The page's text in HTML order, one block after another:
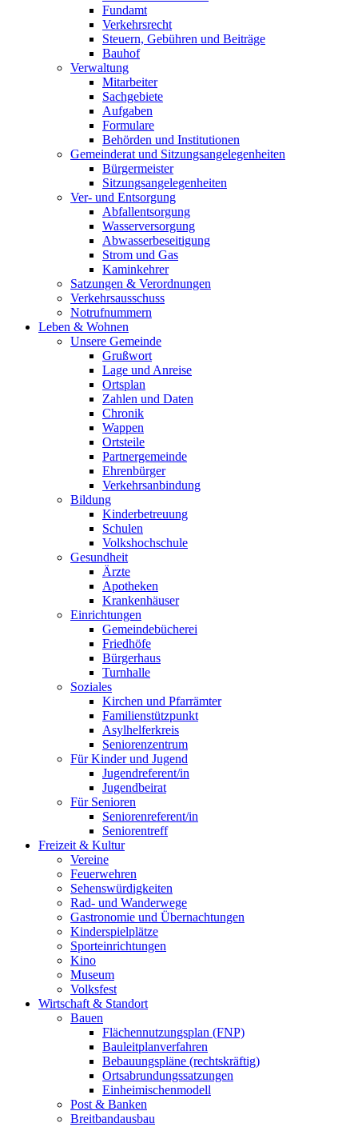
Fundamt
Verkehrsrecht
Steuern, Gebühren und Beiträge
Bauhof
Verwaltung
Mitarbeiter
Sachgebiete
Aufgaben
Formulare
Behörden und Institutionen
Gemeinderat und Sitzungsangelegenheiten
Bürgermeister
Sitzungsangelegenheiten
Ver- und Entsorgung
Abfallentsorgung
Wasserversorgung
Abwasserbeseitigung
Strom und Gas
Kaminkehrer
Satzungen & Verordnungen
Verkehrsausschuss
Notrufnummern
Leben & Wohnen
Unsere Gemeinde
Grußwort
Lage und Anreise
Ortsplan
Zahlen und Daten
Chronik
Wappen
Ortsteile
Partnergemeinde
Ehrenbürger
Verkehrsanbindung
Bildung
Kinderbetreuung
Schulen
Volkshochschule
Gesundheit
Ärzte
Apotheken
Krankenhäuser
Einrichtungen
Gemeindebücherei
Friedhöfe
Bürgerhaus
Turnhalle
Soziales
Kirchen und Pfarrämter
Familienstützpunkt
Asylhelferkreis
Seniorenzentrum
Für Kinder und Jugend
Jugendreferent/in
Jugendbeirat
Für Senioren
Seniorenreferent/in
Seniorentreff
Freizeit & Kultur
Vereine
Feuerwehren
Sehenswürdigkeiten
Rad- und Wanderwege
Gastronomie und Übernachtungen
Kinderspielplätze
Sporteinrichtungen
Kino
Museum
Volksfest
Wirtschaft & Standort
Bauen
Flächennutzungsplan (FNP)
Bauleitplanverfahren
Bebauungspläne (rechtskräftig)
Ortsabrundungssatzungen
Einheimischenmodell
Post & Banken
Breitbandausbau